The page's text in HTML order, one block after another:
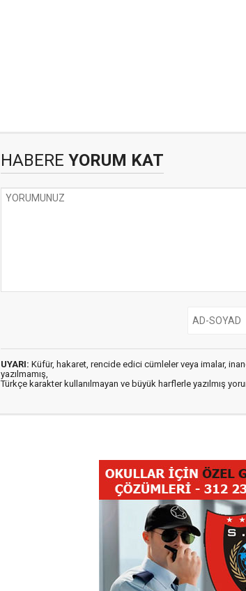
HABERE YORUM KAT
UYARI: Küfür, hakaret, rencide edici cümleler veya imalar,
yazılmamış,
Türkçe karakter kullanılmayan ve büyük harflerle yazılmış